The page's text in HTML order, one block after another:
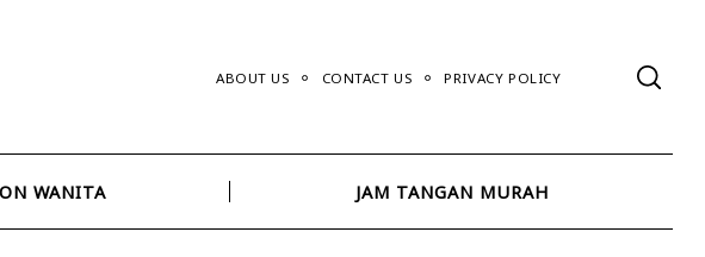
ABOUT US CONTACT US PRIVACY POLICY
WANITA JAM TANGAN MURAH